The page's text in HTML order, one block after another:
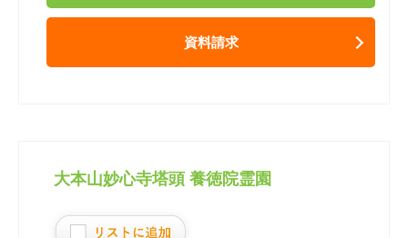
資料請求
大本山妙心寺塔頭 養徳院霊園